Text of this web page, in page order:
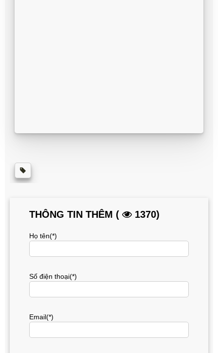
THÔNG TIN THÊM ( 1370)
Họ tên(*)
Số điện thoại(*)
Email(*)